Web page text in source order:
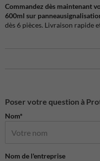
Commandez dès maintenant
600ml sur
dès 6 pièces. Livraison rapide
Poser votre question à
Nom*
Nom de l'entreprise